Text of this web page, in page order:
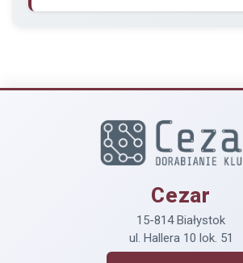
Cezar
15-814 Białystok
ul. Hallera 10 lok. 51